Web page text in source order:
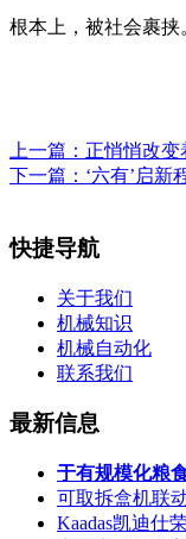
根本上，被社会裹挟
上一篇： 正悄悄改变
下一篇： ‘六有’启新
快捷导航
关于我们
机械知识
机械自动化
联系我们
最新信息
于有规模化粮
可取拆盒机联
Kaadas凯迪仕